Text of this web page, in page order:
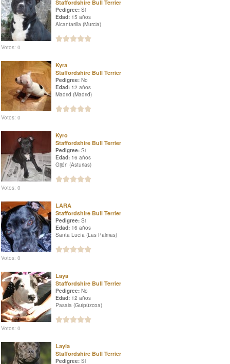
Staffordshire Bull Terrier
Pedigree: Si
Edad: 15 años
Alcantarilla (Murcia)
Votos: 0
Kyra
Staffordshire Bull Terrier
Pedigree: No
Edad: 12 años
Madrid (Madrid)
Votos: 0
Kyro
Staffordshire Bull Terrier
Pedigree: Si
Edad: 16 años
Gijón (Asturias)
Votos: 0
LARA
Staffordshire Bull Terrier
Pedigree: Si
Edad: 16 años
Santa Lucía (Las Palmas)
Votos: 0
Laya
Staffordshire Bull Terrier
Pedigree: No
Edad: 12 años
Pasaia (Guipúzcoa)
Votos: 0
Layla
Staffordshire Bull Terrier
Pedigree: Si